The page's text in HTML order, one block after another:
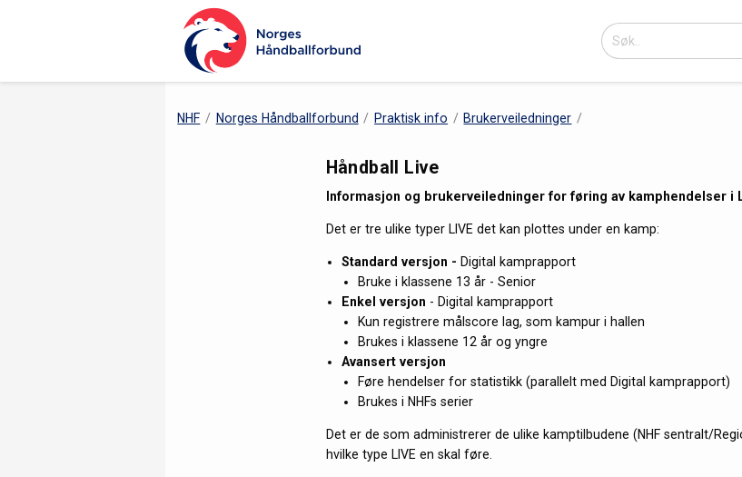
NHF Norges Håndballforbund Praktisk info Brukerveiledninger
Håndball Live
Informasjon og brukerveiledninger for føring av kamphendelser i
Det er tre ulike typer LIVE det kan plottes under en kamp:
Standard versjon - Digital kamprapport
Bruke i klassene 13 år - Senior
Enkel versjon - Digital kamprapport
Kun registrere målscore lag, som kampur i hallen
Brukes i klassene 12 år og yngre
Avansert versjon
Føre hendelser for statistikk (parallelt med Digital kamprapport)
Brukes i NHFs serier
Det er de som administrerer de ulike kamptilbudene (NHF sentralt/
hvilke type LIVE en skal føre.